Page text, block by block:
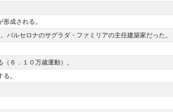
成される。
ルセロナのサグラダ・ファミリアの主任建築家だった。
６．１０万歳運動）。
。